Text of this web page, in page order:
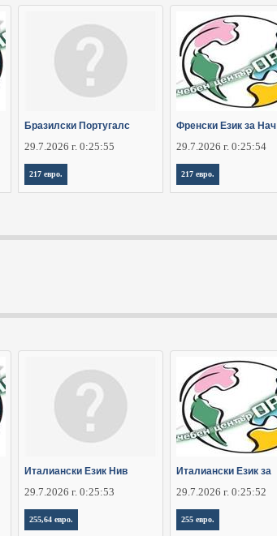
Бразилски Португалс
29.7.2026 г. 0:25:55
217 евро.
Френски Език за Нач
29.7.2026 г. 0:25:54
217 евро.
Италиански Език Нив
29.7.2026 г. 0:25:53
255,64 евро.
Италиански Език за
29.7.2026 г. 0:25:52
255 евро.